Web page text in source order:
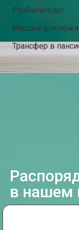
Реабилитолог
Массаж для
Трансфер в
в нашем